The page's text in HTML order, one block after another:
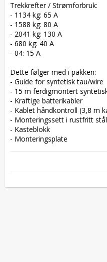
Trekkrefter / Strømforbruk:
- 1134 kg: 65 A
- 1588 kg: 80 A
- 2041 kg: 130 A
- 680 kg: 40 A
- 04: 15 A
Dette følger med i pakken:
- Guide for syntetisk tau/wire
- 15 m ferdigmontert
- Kraftige batterikabler
- Kablet håndkontroll (3,8 m
- Monteringssett i rustfritt stål
- Kasteblokk
- Monteringsplate